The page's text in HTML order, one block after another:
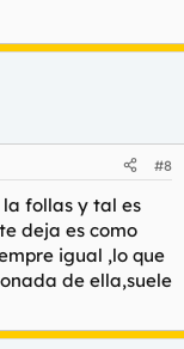
#8
follas y tal es
deja es como
igual ,lo que
de ella,suele